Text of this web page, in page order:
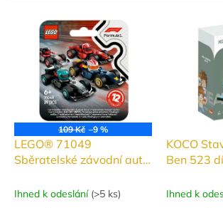
109 Kč –9 %
LEGO® 71049
Sběratelské závodní auto
Ihned k odeslání (>5 ks)
KOCO
Ben 523
Ihned k